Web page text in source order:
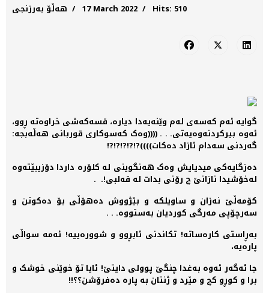
هەڵۆ بەرزنجی 17 March 2022 Hits: 510
گوایە ئەم کەسەی لەم وێنەیەدا دیارە، قسەکەشی خراوەتە ڕوو،
ئەوە بیرکردنەوەیەتی. . . ((((وەک کەسوکاری قوربانی ھەڵەبجە:
گەردنی سەدام ئازاد دەکات))))?!?!?!?!?!
دەزگایەکی میدیایش وەک ھەنگوینی لە کلۆرە داردا دۆزیبێتەوە
لەخۆشیدا نازانێ چ رۆنی بدات لە قەلبی!. .
کۆمەڵێ نەزان و ساویلکە و بێژووش دەھۆڵی بۆ دەکوتن و
سەرچۆپی مەرگی کوردیان بەستووە. . .
بەڕاستی کارەساتە! تکاندنی ئابڕوو و شوورەییە! ئەمە سواڵی
پارەیە،
جا ئەگەر ئەوە بەغدا چنگێ پوولی دایتێ! ئایا تۆ خوێنی خوشک و
برا و کوڕو کچ و مێرد و ژنتان بە پارە دەفرۆشن؟؟!!